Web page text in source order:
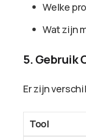
Welke
Wat zijn
5. Gebruik
Er zijn
Tool